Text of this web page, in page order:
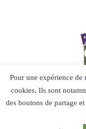
Pour une expérience
cookies. Ils sont
des boutons de partage